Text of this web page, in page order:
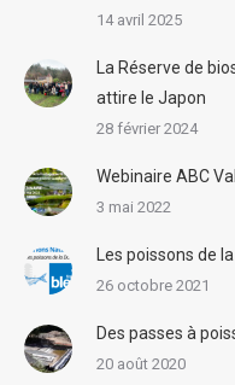
14 avril 2025
La Réserve de
attire le Japon
28 février 2024
Webinaire ABC
3 mai 2022
Les poissons de
26 octobre 2021
Des passes à
20 août 2020